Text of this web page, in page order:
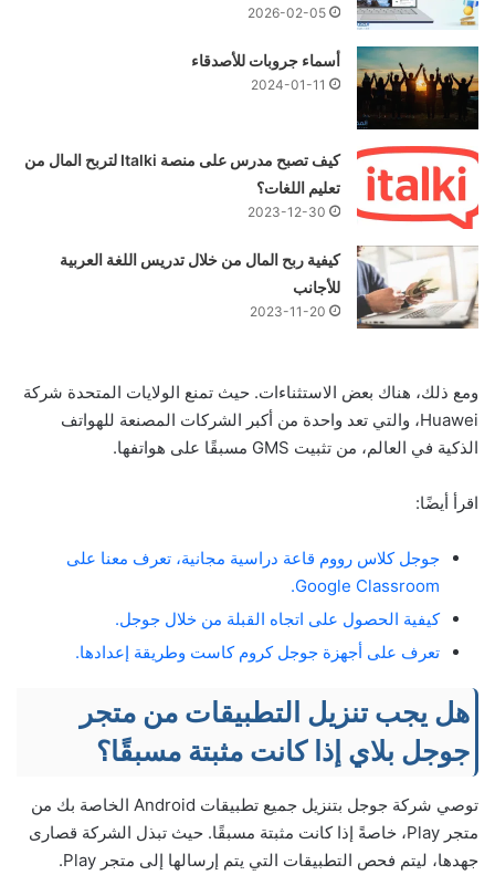
2026-02-05
أسماء جروبات للأصدقاء
2024-01-11
كيف تصبح مدرس على منصة Italki لتربح المال من
تعليم اللغات؟
2023-12-30
كيفية ربح المال من خلال تدريس اللغة العربية
للأجانب
2023-11-20
ومع ذلك، هناك بعض الاستثناءات. حيث تمنع الولايات المتحدة شركة
Huawei، والتي تعد واحدة من أكبر الشركات المصنعة للهواتف
الذكية في العالم، من تثبيت GMS مسبقًا على هواتفها.
اقرأ أيضًا:
جوجل كلاس رووم قاعة دراسية مجانية، تعرف معنا على
Google Classroom.
كيفية الحصول على اتجاه القبلة من خلال جوجل.
تعرف على أجهزة جوجل كروم كاست وطريقة إعدادها.
هل يجب تنزيل التطبيقات من متجر
جوجل بلاي إذا كانت مثبتة مسبقًا؟
توصي شركة جوجل بتنزيل جميع تطبيقات Android الخاصة بك من
متجر Play، خاصةً إذا كانت مثبتة مسبقًا. حيث تبذل الشركة قصارى
جهدها، ليتم فحص التطبيقات التي يتم إرسالها إلى متجر Play.